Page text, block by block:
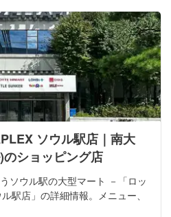
ソウル駅店｜南大
ショッピング店
ソウル駅の大型マート －「ロッ
駅店」の詳細情報。メニュー、